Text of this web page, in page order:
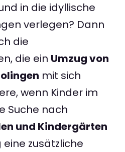
in die idyllische
verlegen? Dann
die
die ein Umzug von
mit sich
wenn Kinder im
Suche nach
und Kindergärten
eine zusätzliche